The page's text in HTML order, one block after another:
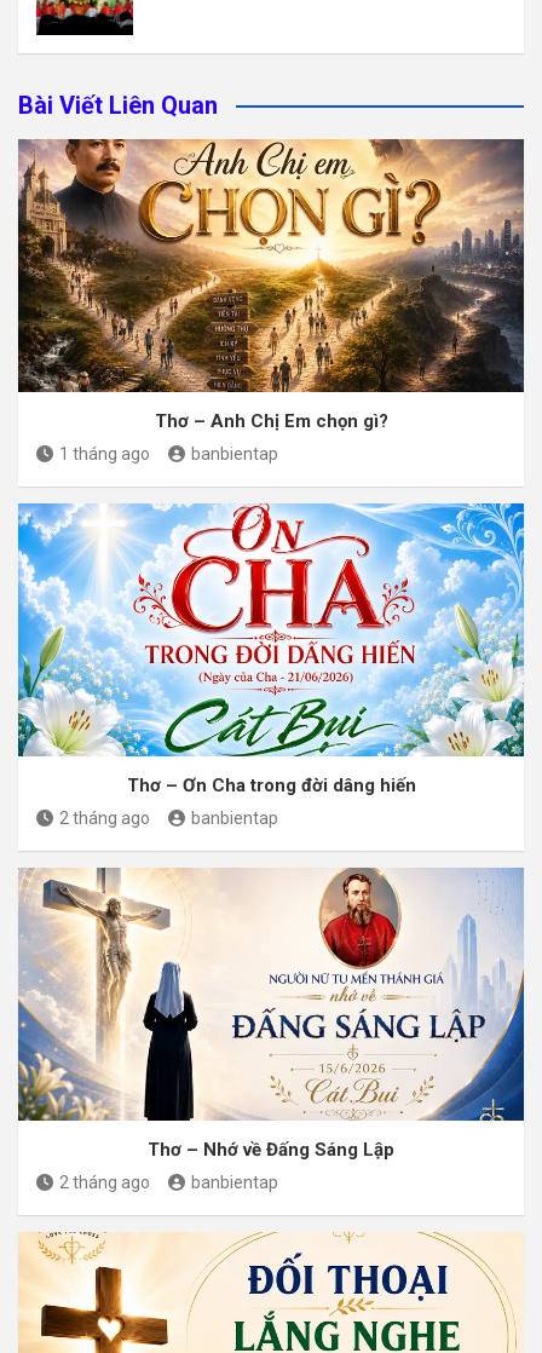
Bài Viết Liên Quan
Thơ – Anh Chị Em chọn gì?
1 tháng ago banbientap
Thơ – Ơn Cha trong đời dâng hiến
2 tháng ago banbientap
Thơ – Nhớ về Đấng Sáng Lập
2 tháng ago banbientap